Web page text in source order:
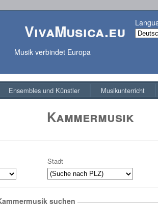
VivaMusica.eu
Musik verbindet Europa
Ensembles und Künstler Musikunterricht
Kammermusik
Stadt
suchen